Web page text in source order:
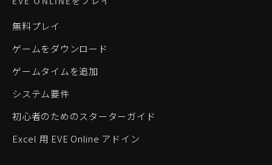
無料プレイ
ゲームをダウンロード
ゲームタイムを追加
システム要件
初心者のためのスターターガイド
Excel 用 EVE Online アドイン